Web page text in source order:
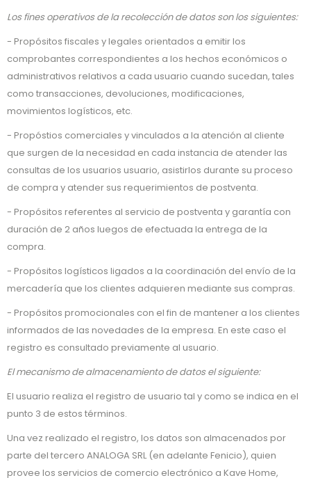
Los fines operativos de la recolección de datos son los siguientes:
- Propósitos fiscales y legales orientados a emitir los
comprobantes correspondientes a los hechos económicos o
administrativos relativos a cada usuario cuando sucedan, tales
como transacciones, devoluciones, modificaciones,
movimientos logísticos, etc.
- Propóstios comerciales y vinculados a la atención al cliente
que surgen de la necesidad en cada instancia de atender las
consultas de los usuarios usuario, asistirlos durante su proceso
de compra y atender sus requerimientos de postventa.
- Propósitos referentes al servicio de postventa y garantía con
duración de 2 años luegos de efectuada la entrega de la
compra.
- Propósitos logísticos ligados a la coordinación del envío de la
mercadería que los clientes adquieren mediante sus compras.
- Propósitos promocionales con el fin de mantener a los clientes
informados de las novedades de la empresa. En este caso el
registro es consultado previamente al usuario.
El mecanismo de almacenamiento de datos el siguiente:
El usuario realiza el registro de usuario tal y como se indica en el
punto 3 de estos términos.
Una vez realizado el registro, los datos son almacenados por
parte del tercero ANALOGA SRL (en adelante Fenicio), quien
provee los servicios de comercio electrónico a Kave Home,